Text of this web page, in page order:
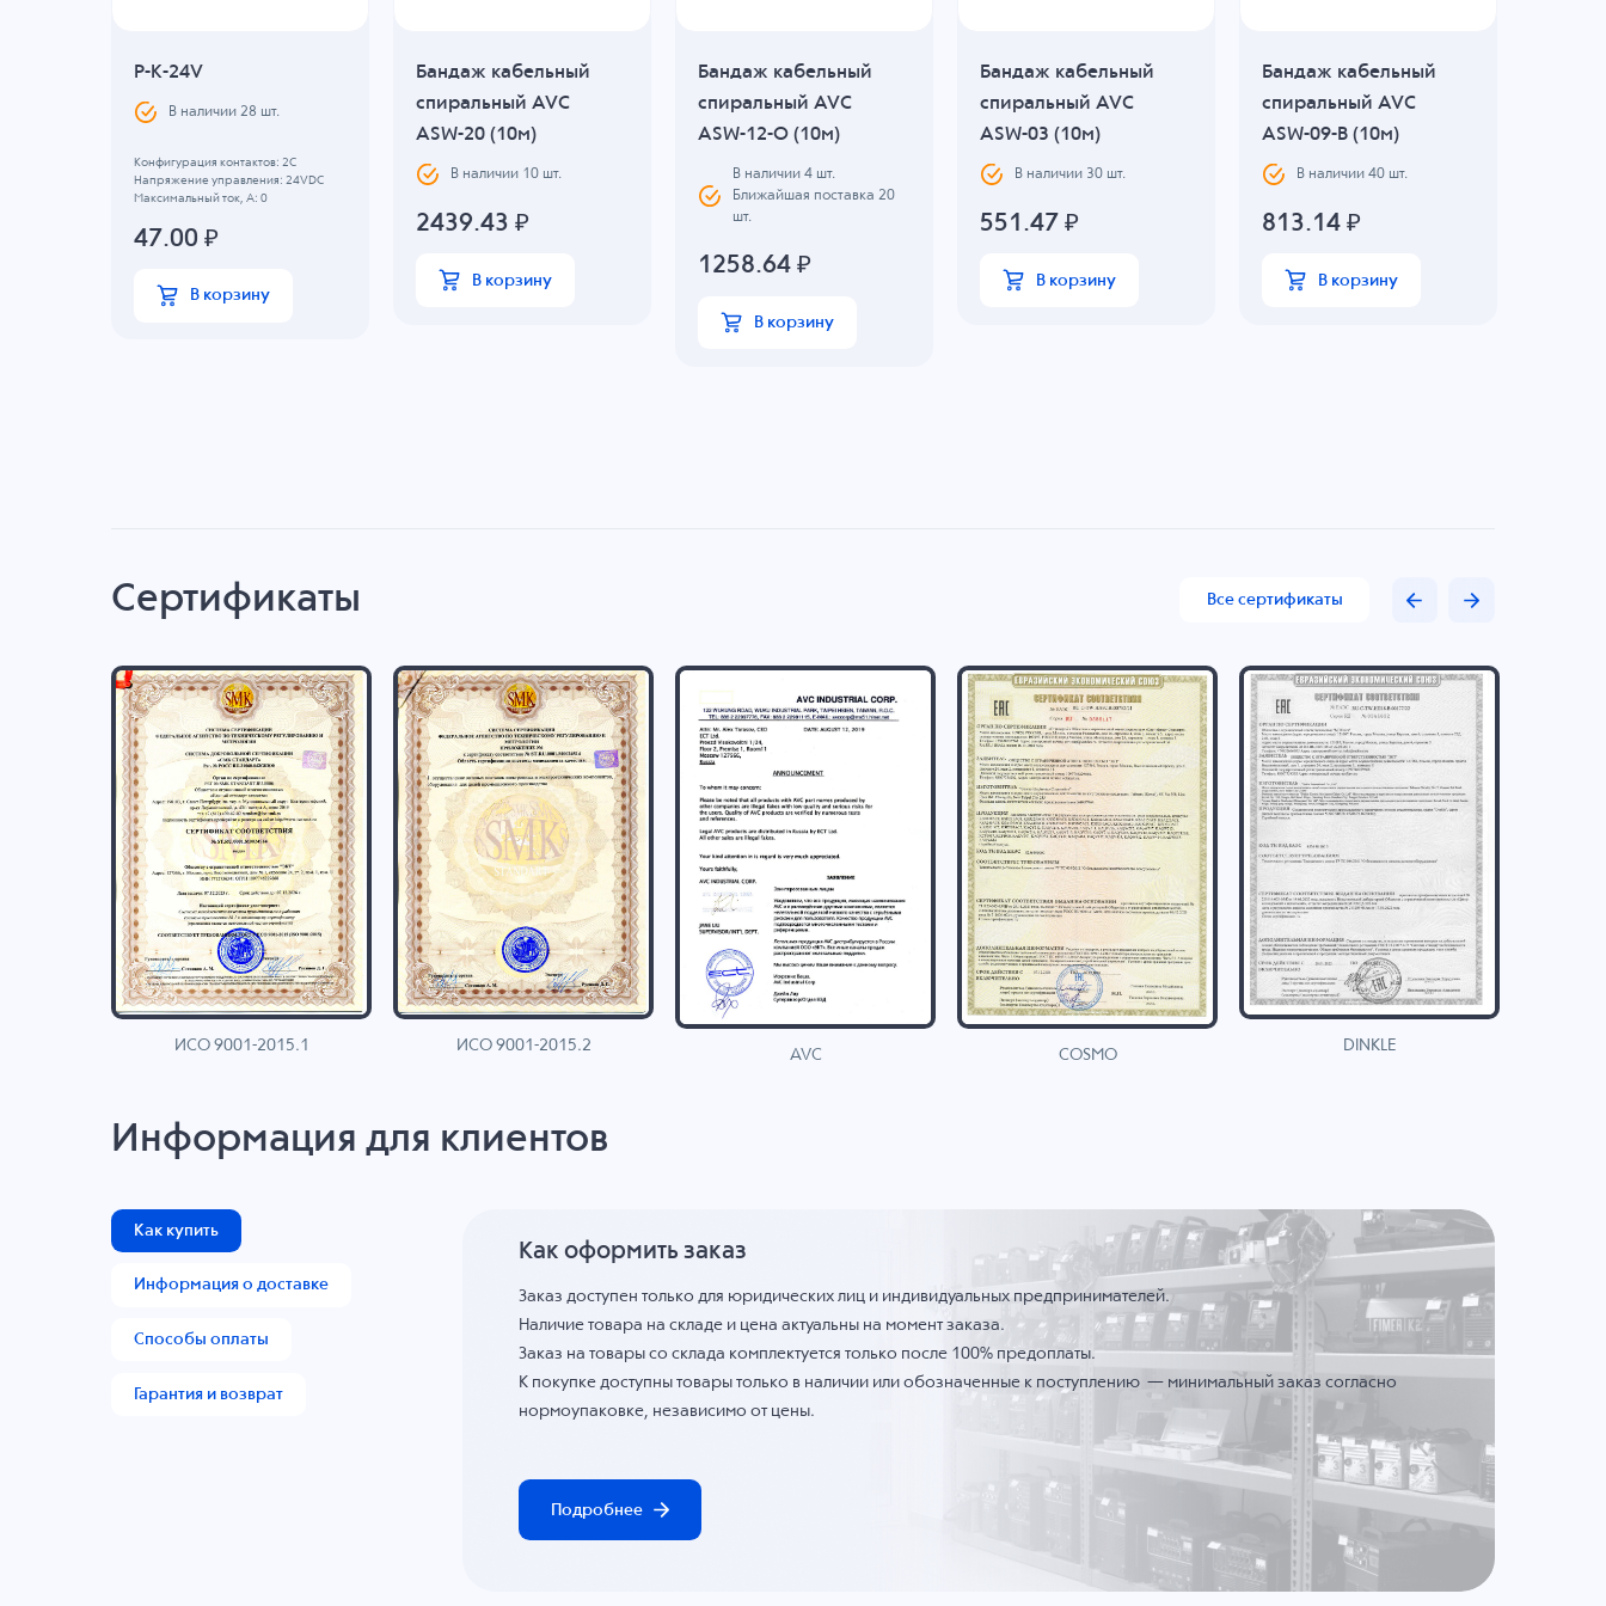
P-K-24V
В наличии28 шт.
Конфигурация контактов: 2С
Напряжение управления: 24VDC
Максимальный ток, А: 0
47.00 ₽
В корзину
Бандаж кабельный
спиральный AVC
ASW-20 (10м)
В наличии 10 шт.
2439.43 ₽
В корзину
Бандаж кабельный
спиральный AVC
ASW-12-O (10м)
В наличии4 шт.
Ближайшая поставка 20
шт.
1258.64₽
В корзину
Бандаж кабельный
спиральный AVC
ASW-03 (10м)
В наличии 30 шт.
551.47 ₽
В корзину
Бандаж кабельный
спиральный AVC
ASW-09-B (10м)
В наличии40 шт.
813.14₽
В корзину
Сертификаты Все сертификаты
ИСО 9001-2015.1 ИСО 9001-2015.2
AVC COSMO
DINKLE
Информация для клиентов
Как купить
Информация о доставке
Способы оплаты
Гарантия и возврат
Как оформить заказ
Заказ доступен только для юридических лиц и индивидуальных предпринимателей.
Наличие товара на складе и цена актуальны на момент заказа.
Заказ на товары со склада комплектуется только после 100% предоплаты.
К покупке доступны товары только в наличии или обозначенные к поступлению — минимальный заказ согласно
нормоупаковке, независимо от цены.
Подробнее